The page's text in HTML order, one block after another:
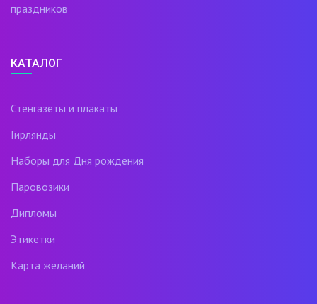
праздников
КАТАЛОГ
Стенгазеты и плакаты
Гирлянды
Наборы для Дня рождения
Паровозики
Дипломы
Этикетки
Карта желаний